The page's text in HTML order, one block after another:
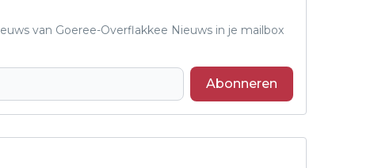
van Goeree-Overflakkee Nieuws in je mailbox
Abonneren